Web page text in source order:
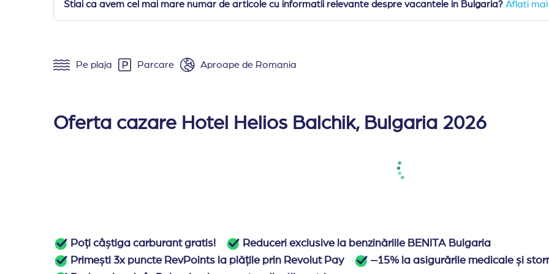
Stiai ca avem cel mai mare numar de articole cu informatii relevante despre vacantele in Bulgaria? Aflati
Pe plaja Parcare
Aproape de Romania
(18 mp) dotata cu doua paturi twin si un fotoliu extensibil.
(27 mp) dotat cu un pat dublu, un pat single si un fotoliu extensibil.
Facilitati/servicii: piscina exterioara, piscina si loc de joaca pentru copii, internet wireless, parcare,
Activitati: volei, sporturi acvatice
Oferta cazare Hotel Helios Balchik, Bulgaria 2026
Poți câștiga carburant gratis!
Reduceri exclusive la benzinăriile BENITA Bulgaria
Primești 3x puncte RevPoints la plățile prin Revolut Pay
–15% la asigurările medicale și